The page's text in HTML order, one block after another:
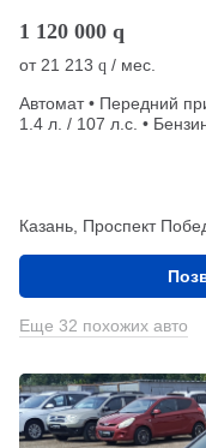
1 120 000 q
от 21 213 q / мес.
Автомат • Передний
1.4 л. / 107 л.с. •
Казань, Проспект
Еще 32 похожих авто